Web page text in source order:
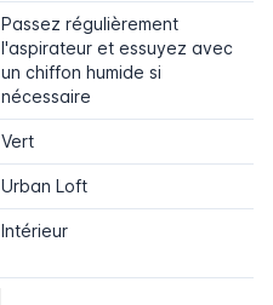
Passez régulièrement
l'aspirateur et essuyez avec
un chiffon humide si
nécessaire
Vert
Urban Loft
Intérieur